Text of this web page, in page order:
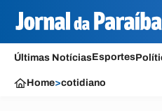
Últimas NotíciasEsportes
Home>cotidiano